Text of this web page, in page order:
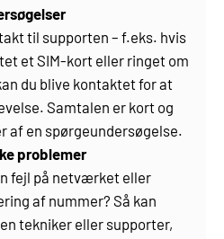
til supporten – f.eks. hvis
et SIM-kort eller ringet om
du blive kontaktet for at
Samtalen er kort og
af en spørgeundersøgelse.
problemer
fejl på netværket eller
af nummer? Så kan
tekniker eller supporter,